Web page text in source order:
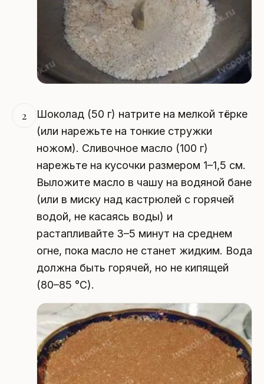
2
Шоколад (50 г) натрите на мелкой тёрке
(или нарежьте на тонкие стружки
ножом). Сливочное масло (100 г)
нарежьте на кусочки размером 1–1,5 см.
Выложите масло в чашу на водяной бане
(или в миску над кастрюлей с горячей
водой, не касаясь воды) и
растапливайте 3–5 минут на среднем
огне, пока масло не станет жидким. Вода
должна быть горячей, но не кипящей
(80–85 °C).